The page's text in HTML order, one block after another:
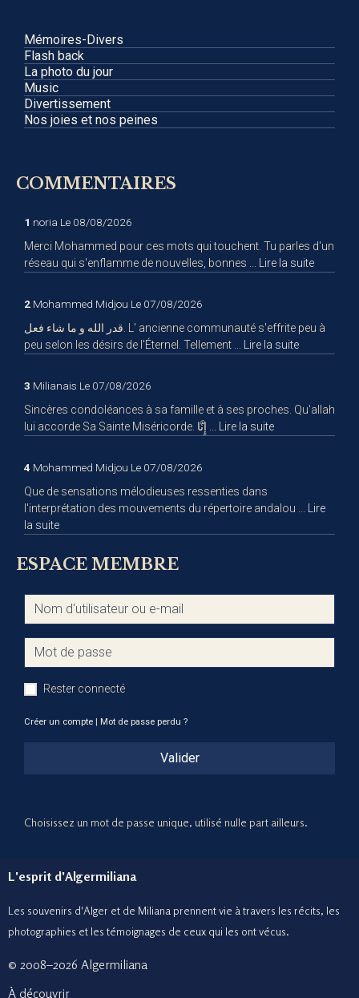
Mémoires-Divers
Flash back
La photo du jour
Music
Divertissement
Nos joies et nos peines
COMMENTAIRES
1 noria Le 08/08/2026
Merci Mohammed pour ces mots qui touchent. Tu parles d'un
réseau qui s'enflamme de nouvelles, bonnes ... Lire la suite
2 Mohammed Midjou Le 07/08/2026
قدر الله و ما شاء فعل. L' ancienne communauté s'effrite peu à
peu selon les désirs de l'Éternel. Tellement ... Lire la suite
3 Milianais Le 07/08/2026
Sincères condoléances à sa famille et à ses proches. Qu'allah
Lire la suite
4 Mohammed Midjou Le 07/08/2026
Que de sensations mélodieuses ressenties dans
l'interprétation des mouvements du répertoire andalou ... Lire
la suite
ESPACE MEMBRE
Rester connecté
Créer un compte | Mot de passe perdu ?
Valider
Choisissez un mot de passe unique, utilisé nulle part ailleurs.
L'esprit d'Algermiliana
Les souvenirs d'Alger et de Miliana prennent vie à travers les récits, les
photographies et les témoignages de ceux qui les ont vécus.
© 2008–2026 Algermiliana
À découvrir